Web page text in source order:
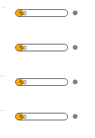
5 Maskeli Kadın ve Sarı Koltuk Forex Tablo
%0
%0
Yanan Mum ve Lavanta Forex Tablo
%0
Eski Önden Pervaneli Uçak Forex Tablo
%0